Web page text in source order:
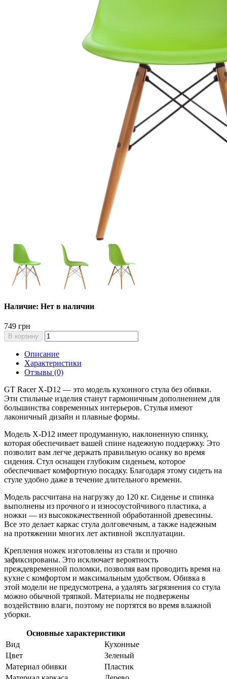
Наличие: Нет в наличии
749 грн
В корзину
Описание
Характеристики
Отзывы (0)
GT Racer X-D12 — это модель кухонного стула без обивки.
Эти стильные изделия станут гармоничным дополнением для
большинства современных интерьеров. Стулья имеют
лаконичный дизайн и плавные формы.
Модель X-D12 имеет продуманную, наклоненную спинку,
которая обеспечивает вашей спине надежную поддержку. Это
позволит вам легче держать правильную осанку во время
сидения. Стул оснащен глубоким сиденьем, которое
обеспечивает комфортную посадку. Благодаря этому сидеть на
стуле удобно даже в течение длительного времени.
Модель рассчитана на нагрузку до 120 кг. Сиденье и спинка
выполнены из прочного и износоустойчивого пластика, а
ножки — из высококачественной обработанной древесины.
Все это делает каркас стула долговечным, а также надежным
на протяжении многих лет активной эксплуатации.
Крепления ножек изготовлены из стали и прочно
зафиксированы. Это исключает вероятность
преждевременной поломки, позволяя вам проводить время на
кухне с комфортом и максимальным удобством. Обивка в
этой модели не предусмотрена, а удалять загрязнения со стула
можно обычной тряпкой. Материалы не подвержены
воздействию влаги, поэтому не портятся во время влажной
уборки.
Основные характеристики
Вид
Кухонные
Цвет
Зеленый
Материал обивки
Пластик